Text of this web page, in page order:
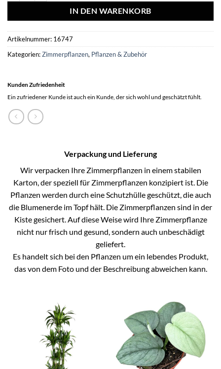
IN DEN WARENKORB
Artikelnummer: 16747
Kategorien:Zimmerpflanzen, Pflanzen & Zubehör
Kunden Zufriedenheit
Ein zufriedener Kunde ist auch ein Kunde, der sich wohl und geschätzt fühlt.
Verpackung und Lieferung
Wir verpacken Ihre Zimmerpflanzen in einem stabilen
Karton, der speziell für Zimmerpflanzen konzipiert ist. Die
Pflanzen werden durch eine Schutzhülle geschützt, die auch
die Blumenerde im Topf hält. Die Zimmerpflanzen sind in der
Kiste gesichert. Auf diese Weise wird Ihre Zimmerpflanze
nicht nur frisch und gesund, sondern auch unbeschädigt
geliefert.
Es handelt sich bei den Pflanzen um ein lebendes Produkt,
das von dem Foto und der Beschreibung abweichen kann.